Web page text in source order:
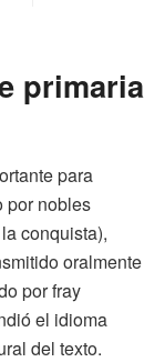
primaria
para
por nobles
conquista),
oralmente
por fray
el idioma
del texto.